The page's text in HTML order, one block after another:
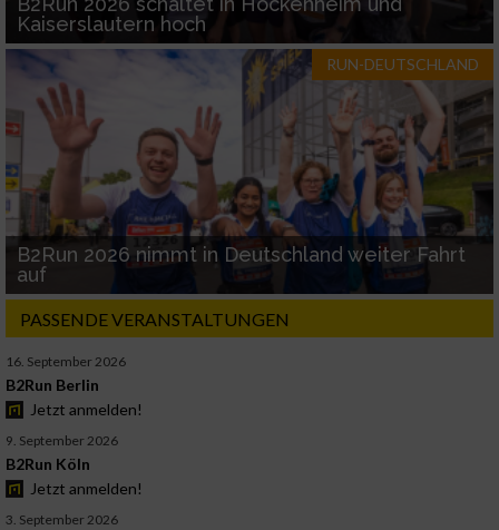
Kaiserslautern hoch
RUN-DEUTSCHLAND
B2Run 2026 nimmt in Deutschland weiter Fahrt
auf
PASSENDE VERANSTALTUNGEN
16. September 2026
B2Run Berlin
Jetzt anmelden!
9. September 2026
B2Run Köln
Jetzt anmelden!
3. September 2026